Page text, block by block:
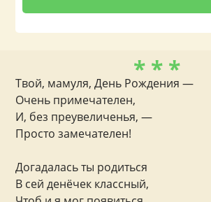
* * *
Твой, мамуля, День Рождения —
Очень примечателен,
И, без преувеличенья, —
Просто замечателен!
Догадалась ты родиться
В сей денёчек классный,